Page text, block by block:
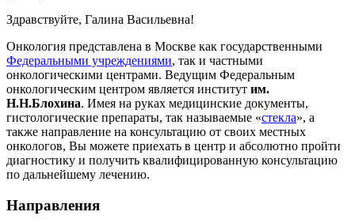
Здравствуйте, Галина Васильевна!
Онкология представлена в Москве как государственными
Федеральными учреждениями, так и частными
онкологическими центрами. Ведущим Федеральным
онкологическим центром является институт им.
Н.Н.Блохина. Имея на руках медицинские документы,
гистологические препараты, так называемые «стекла», а
также направление на консультацию от своих местных
онкологов, Вы можете приехать в центр и абсолютно пройти
диагностику и получить квалифицированную консультацию
по дальнейшему лечению.
Направления